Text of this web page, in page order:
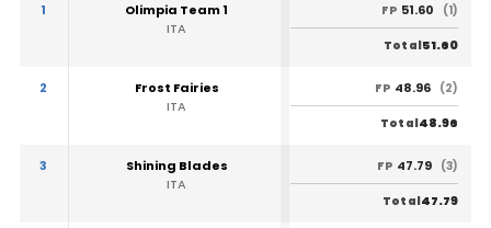
1
Olimpia Team 1
ITA
FP 51.60 (1)
Total51.60
2
Frost Fairies
ITA
FP 48.96 (2)
Total48.96
3
Shining Blades
ITA
FP 47.79 (3)
Total47.79